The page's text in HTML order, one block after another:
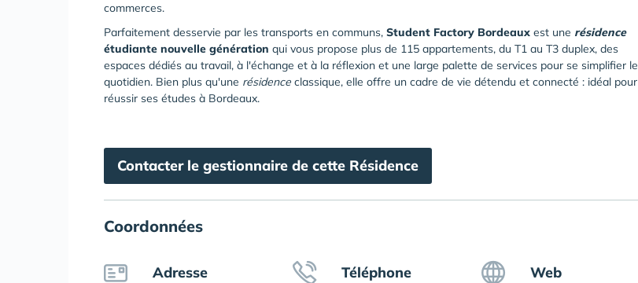
commerces.
Parfaitement desservie par les transports en communs, Student Factory Bordeaux est une résidence
étudiante nouvelle génération qui vous propose plus de 115 appartements, du T1 au T3 duplex, des
espaces dédiés au travail, à l'échange et à la réflexion et une large palette de services pour se simplifier le
quotidien. Bien plus qu'une résidence classique, elle offre un cadre de vie détendu et connecté : idéal pour
réussir ses études à Bordeaux.
Contacter le gestionnaire de cette Résidence
Coordonnées
Adresse Téléphone Web